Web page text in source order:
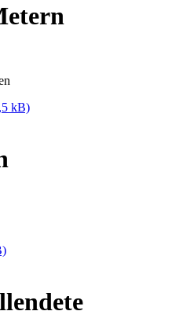
kB)